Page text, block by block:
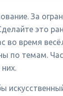
За
это
во время
по темам.